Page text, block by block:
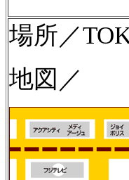
場所／
地図／